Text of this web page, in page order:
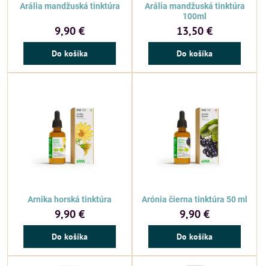
Arália mandžuská tinktúra
9,90 €
Do košíka
Arália mandžuská tinktúra
100ml
13,50 €
Do košíka
Arnika horská tinktúra
9,90 €
Do košíka
Arónia čierna tinktúra 50 ml
9,90 €
Do košíka